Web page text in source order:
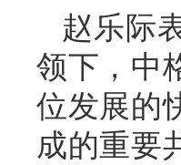
赵乐际
领下，中
位发展的
成的重要